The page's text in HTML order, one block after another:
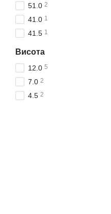
51.0 2
41.0 1
41.5 1
Висота
12.0 5
7.0 2
4.5 2